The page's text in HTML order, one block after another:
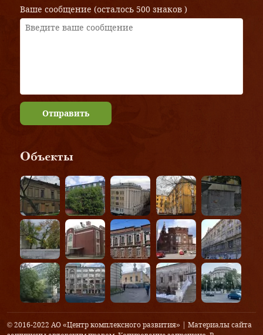
Ваше сообщение (осталось 500 знаков )
Отправить
Объекты
© 2016-2022 АО «Центр комплексного развития» | Материалы сайта